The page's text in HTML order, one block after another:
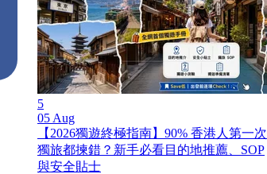
5
05 Aug
【2026獨遊終極指南】90% 香港人第一次
獨旅都揀錯？新手必看目的地推薦、SOP
與安全貼士